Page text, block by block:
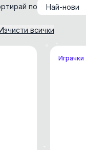
по
всички
Играчки